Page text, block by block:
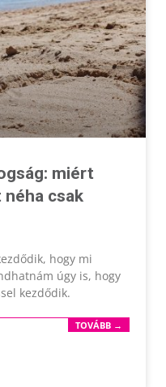
miért
csak
hogy mi
úgy is, hogy
kezdődik.
TOVÁBB →